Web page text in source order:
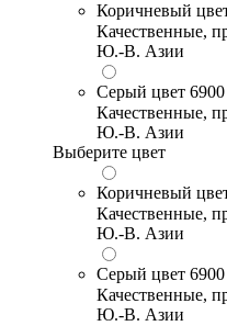
Коричневый
Качественные,
Ю.-В. Азии
Серый цвет
Качественные,
Ю.-В. Азии
Выберите цвет
Коричневый
Качественные,
Ю.-В. Азии
Серый цвет
Качественные,
Ю.-В. Азии